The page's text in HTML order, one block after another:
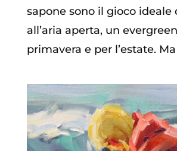
sapone sono il gioco ideale
all’aria aperta, un
primavera e per l’estate.